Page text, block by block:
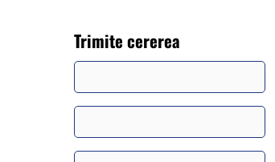
Trimite cererea